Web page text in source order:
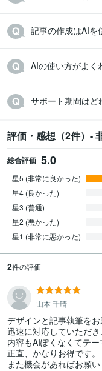
記事の作成はAIを
AIの使い方がよく
サポート期間はど
評価・感想（2件）-
総合評価 5.0
星5 (非常に良かった)
星4 (良かった)
星3 (普通)
星2 (悪かった)
星1 (非常に悪かった)
2件の評価
山本 千晴
デザインと記事執筆をお
迅速に対応していただき
内容もAIぽくなくてテー
正直、かなりお得です。
また機会があればお願い